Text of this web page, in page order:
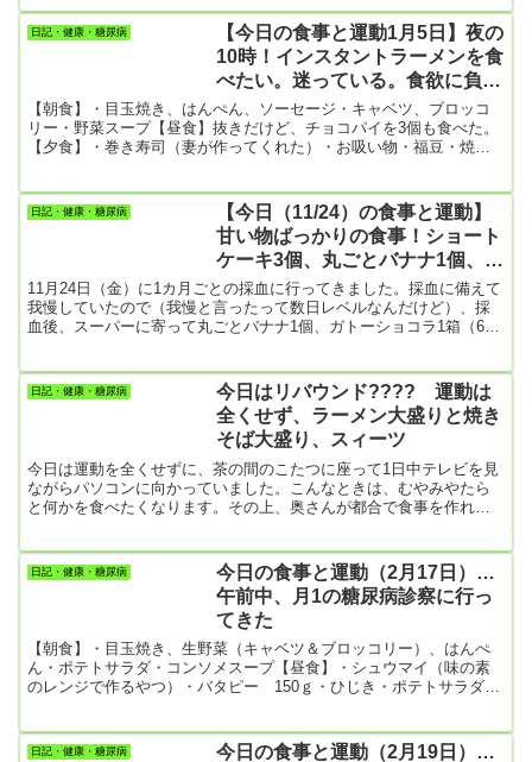
べ過ぎないようにしてね」と言う。だけどお皿に盛られたいなり寿
司を残すなんてこと、僕には到底できない。まあ、今日1日で食べた
お米の量は、1.2合ほどなので大したことないと思うんだけど、いけ
日記・健康・糖尿病
【今日の食事と運動1月5日】夜の
10時！インスタントラーメンを食
べたい。迷っている。食欲に負け
そう
【朝食】・目玉焼き、はんぺん、ソーセージ・キャベツ、ブロッコ
リー・野菜スープ【昼食】抜きだけど、チョコパイを3個も食べた。
【夕食】・巻き寿司（妻が作ってくれた）・お吸い物・福豆・焼き
ラーメンの誘惑と戦っている。【運動】・散歩 8079歩…辛うじて
8000歩達成！・かかとの上下動…400回はやったかな。今年になって
から、コーヒー用の湯をガスコンロで沸かすとき、湯を沸かしなが
日記・健康・糖尿病
【今日（11/24）の食事と運動】
甘い物ばっかりの食事！ショート
ケーキ3個、丸ごとバナナ1個、ガ
トーショコラ（森永製菓1箱）
11月24日（金）に1カ月ごとの採血に行ってきました。採血に備えて
我慢していたので（我慢と言ったって数日レベルなんだけど）、採
血後、スーパーに寄って丸ごとバナナ1個、ガトーショコラ1箱（6個
ました。「旨い」丸ごとバナナを一瞬で食べた後、ガトーショコラ
を1個だけにするぞと決意しつつ口にしたら、もう止まらない。結
局、採血が終わったという安堵から次から次へと手を付け、1箱（6
日記・健康・糖尿病
今日はリバウンド???? 運動は
全くせず、ラーメン大盛りと焼き
そば大盛り、スィーツ
今日は運動を全くせずに、茶の間のこたつに座って1日中テレビを見
ながらパソコンに向かっていました。こんなときは、むやみやたら
と何かを食べたくなります。その上、奥さんが都合で食事を作れな
り」、おやつにバタピー1袋（750kcal）、吹雪まんじゅう。こり
ゃ、アカン！こんな食生活をしていたら、HbA1cが8.0台に後戻りに
なってしまう????運動もしないまま。体重が１.5ｋｇは増えてい...
日記・健康・糖尿病
今日の食事と運動（2月17日）…
午前中、月1の糖尿病診察に行っ
てきた
【朝食】・目玉焼き、生野菜（キャベツ＆ブロッコリー）、はんぺ
ん・ポテトサラダ・コンソメスープ【昼食】・シュウマイ（味の素
のレンジで作るやつ）・バタピー 150ｇ・ひじき・ポテトサラダ・
【夕食】・おでん・ご飯1杯（久しぶりに白米を食べました）【今日
日記・健康・糖尿病 今日の食事と運動（2月19日）…